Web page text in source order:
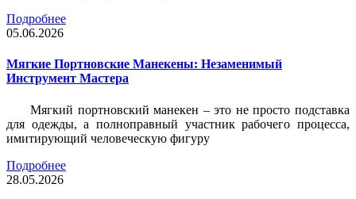
Подробнее
05.06.2026
Мягкие Портновские Манекены: Незаменимый
Инструмент Мастера
Мягкий портновский манекен – это не просто подставка
для одежды, а полноправный участник рабочего процесса,
имитирующий человеческую фигуру
Подробнее
28.05.2026